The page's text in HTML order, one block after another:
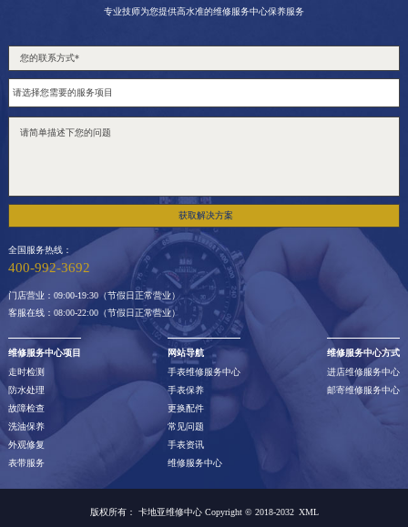
专业技师为您提供高水准的维修服务中心保养服务
获取解决方案
全国服务热线：
400-992-3692
门店营业：09:00-19:30（节假日正常营业）
客服在线：08:00-22:00（节假日正常营业）
维修服务中心项目
走时检测
防水处理
故障检查
洗油保养
外观修复
表带服务
网站导航
手表维修服务中心
手表保养
更换配件
常见问题
手表资讯
维修服务中心
维修服务中心方式
进店维修服务中心
邮寄维修服务中心
版权所有： 卡地亚维修中心 Copyright © 2018-2032 XML